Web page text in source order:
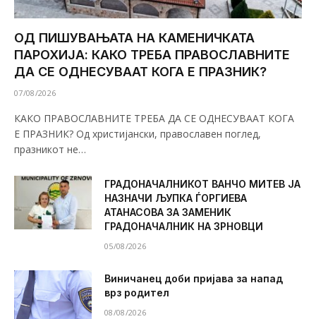
ОД ПИШУВАЊАТА НА КАМЕНИЧКАТА
ПАРОХИЈА: КАКО ТРЕБА ПРАВОСЛАВНИТЕ
ДА СЕ ОДНЕСУВААТ КОГА Е ПРАЗНИК?
07/08/2026
КАКО ПРАВОСЛАВНИТЕ ТРЕБА ДА СЕ ОДНЕСУВААТ КОГА
Е ПРАЗНИК? Од христијански, православен поглед,
празникот не…
ГРАДОНАЧАЛНИКОТ ВАНЧО МИТЕВ ЈА
НАЗНАЧИ ЉУПКА ЃОРГИЕВА
АТАНАСОВА ЗА ЗАМЕНИК
ГРАДОНАЧАЛНИК НА ЗРНОВЦИ
05/08/2026
Виничанец доби пријава за напад
врз родител
08/08/2026